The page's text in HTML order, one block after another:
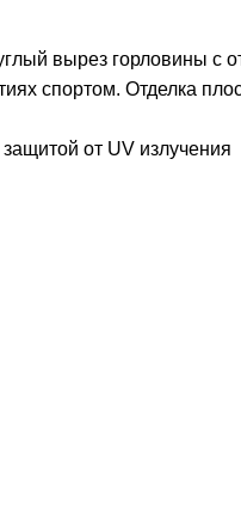
вырез горловины с
спортом. Отделка
от UV излучения